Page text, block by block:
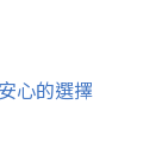
心的選擇